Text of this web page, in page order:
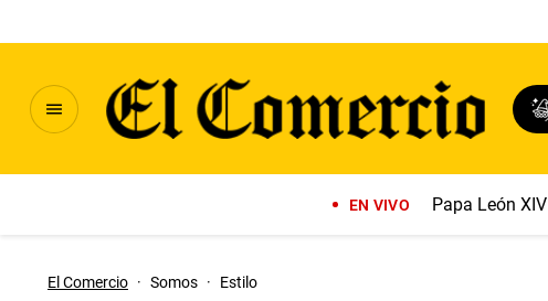
EN VIVO Papa León XIV
El Comercio · Somos · Estilo